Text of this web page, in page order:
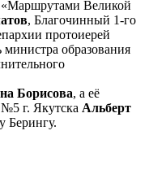
«Маршрутами Великой
, Благочинный 1-го
протоиерей
министра образования
Борисова, а её
г. Якутска Альберт
Берингу.